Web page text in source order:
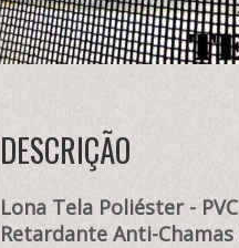
DESCRIÇÃO
Lona Tela Poliéster -
Retardante Anti-Chamas